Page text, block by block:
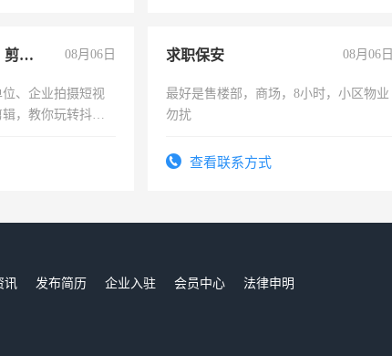
手机短视频拍摄、剪辑、抖音快手 08月06日
、企业拍摄短视
，教你玩转抖音
，教你玩转抖
求职保安 08月06日
最好是售楼部，商场，8小时，小区物业
勿扰
查看联系方式
讯 发布简历 企业入驻 会员中心
法律申明